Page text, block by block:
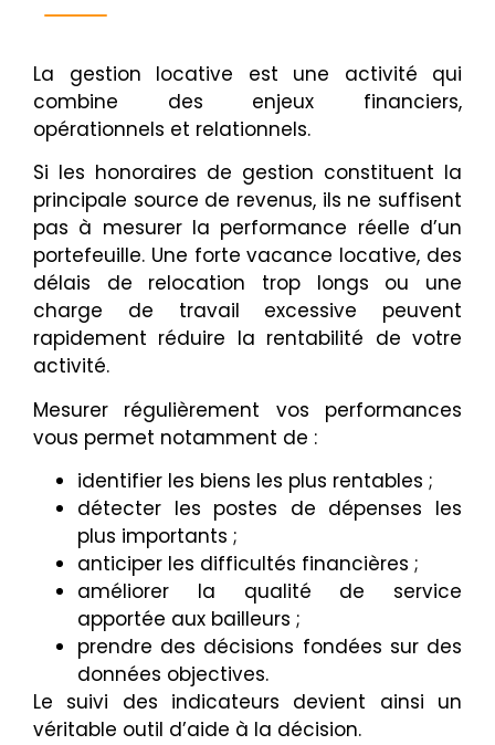
La gestion locative est une activité qui
combine des enjeux financiers,
opérationnels et relationnels.
Si les honoraires de gestion constituent la
principale source de revenus, ils ne suffisent
pas à mesurer la performance réelle d’un
portefeuille. Une forte vacance locative, des
délais de relocation trop longs ou une
charge de travail excessive peuvent
rapidement réduire la rentabilité de votre
activité.
Mesurer régulièrement vos performances
vous permet notamment de :
identifier les biens les plus rentables ;
détecter les postes de dépenses les
plus importants ;
anticiper les difficultés financières ;
améliorer la qualité de service
apportée aux bailleurs ;
prendre des décisions fondées sur des
données objectives.
Le suivi des indicateurs devient ainsi un
véritable outil d’aide à la décision.